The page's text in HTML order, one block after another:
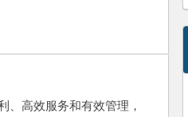
高效服务和有效管理，